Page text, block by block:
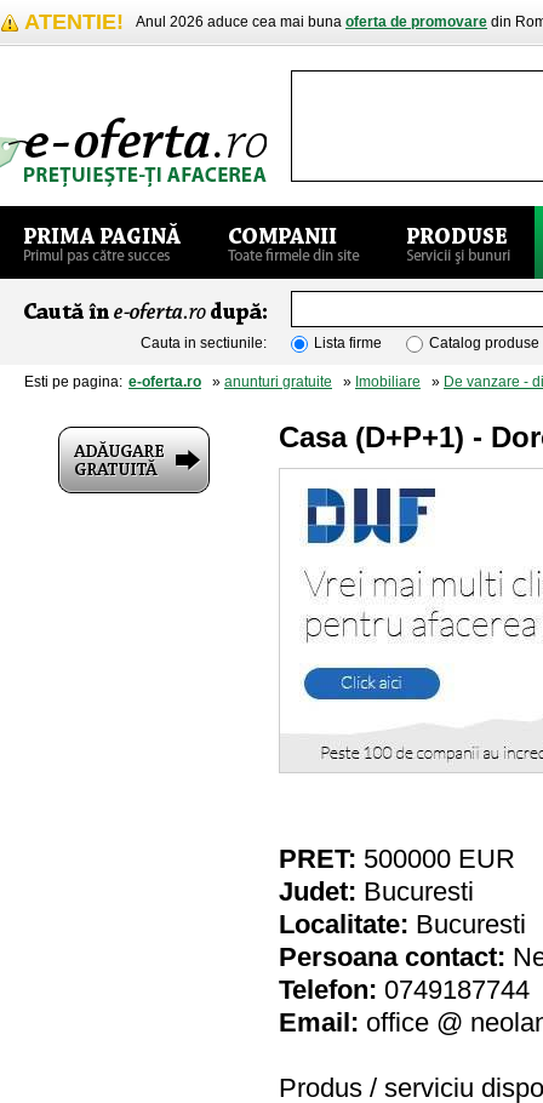
ATENTIE! Anul 2026 aduce cea mai buna oferta de promovare din
Cauta in sectiunile: Lista firme Catalog produse
Esti pe pagina: e-oferta.ro » anunturi gratuite » Imobiliare » De vanzare -
Casa (D+P+1) -
PRET: 500000 EUR
Judet: Bucuresti
Localitate: Bucuresti
Persoana contact:
Telefon: 0749187744
Email: office @
Produs / serviciu